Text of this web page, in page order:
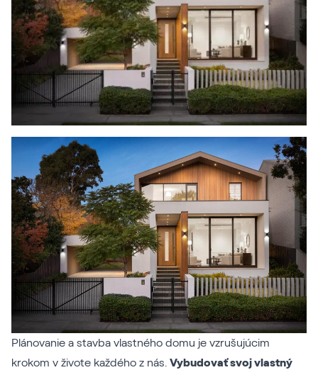
Plánovanie a stavba vlastného domu je vzrušujúcim
krokom v živote každého z nás. Vybudovať svoj vlastný